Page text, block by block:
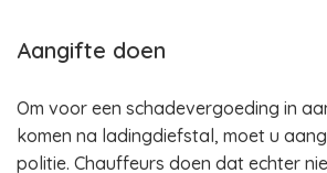
Aangifte doen
Om voor een schadevergoeding in
komen na ladingdiefstal, moet u
politie. Chauffeurs doen dat echter